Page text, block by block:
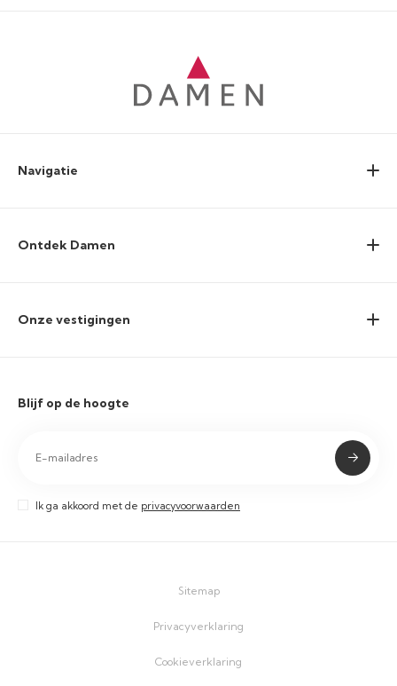
Navigatie
Ontdek Damen
Onze vestigingen
Blijf op de hoogte
Ik ga akkoord met de privacyvoorwaarden
Sitemap
Privacyverklaring
Cookieverklaring